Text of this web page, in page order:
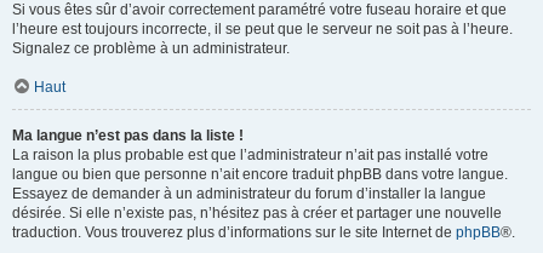
Si vous êtes sûr d’avoir correctement paramétré votre fuseau horaire et que
l’heure est toujours incorrecte, il se peut que le serveur ne soit pas à l’heure.
Signalez ce problème à un administrateur.
Haut
Ma langue n’est pas dans la liste !
La raison la plus probable est que l’administrateur n’ait pas installé votre
langue ou bien que personne n’ait encore traduit phpBB dans votre langue.
Essayez de demander à un administrateur du forum d’installer la langue
désirée. Si elle n’existe pas, n’hésitez pas à créer et partager une nouvelle
traduction. Vous trouverez plus d’informations sur le site Internet de phpBB®.